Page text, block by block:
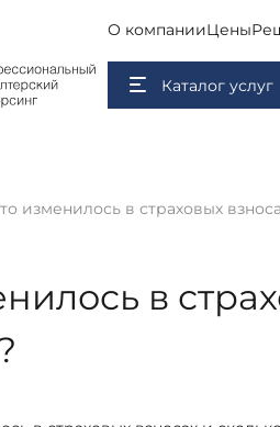
О компанииЦены
Каталог услуг
изменилось в страховых
в